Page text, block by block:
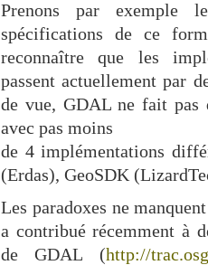
Prenons par exemple
spécifications de ce
reconnaître que les
passent actuellement par
de vue, GDAL ne fait pas
avec pas moins
de 4 implémentations
(Erdas), GeoSDK
Les paradoxes ne
a contribué récemment à
de GDAL (http://